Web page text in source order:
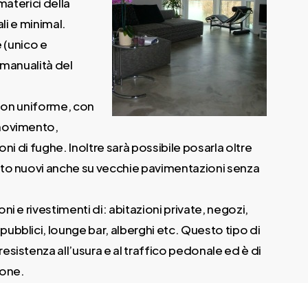
e minimal.
e
del
uniforme, con
di fughe. Inoltre sarà possibile posarla oltre
nuovi anche su vecchie pavimentazioni senza
e rivestimenti di: abitazioni private, negozi,
lounge bar, alberghi etc. Questo tipo di
all’usura e al traffico pedonale ed è di